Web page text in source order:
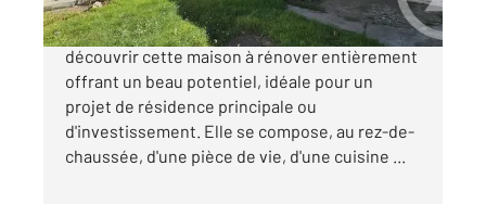
À seulement dix minutes de Bonneval, venez
découvrir cette maison à rénover entièrement
offrant un beau potentiel, idéale pour un
projet de résidence principale ou
d'investissement. Elle se compose, au rez-de-
chaussée, d'une pièce de vie, d'une cuisine ...